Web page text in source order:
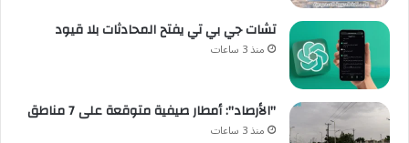
تشات جي بي تي يفتح المحادثات بلا قيود
منذ 3 ساعات
"الأرصاد": أمطار صيفية متوقعة على 7 مناطق
منذ 3 ساعات